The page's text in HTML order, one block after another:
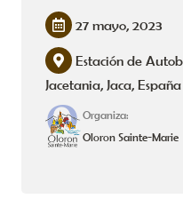
27 mayo, 2023
Estación de
Jacetania, Jaca, España
Organiza:
Oloron Sainte-Marie